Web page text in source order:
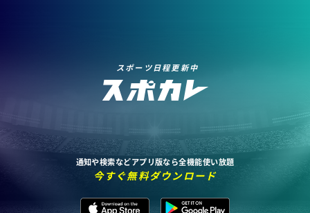
スポーツ日程更新中
通知や検索などアプリ版なら全機能使い放題
今すぐ無料ダウンロード